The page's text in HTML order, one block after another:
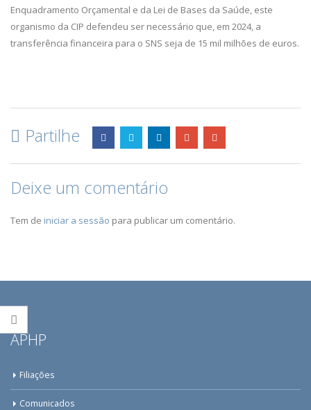
Enquadramento Orçamental e da Lei de Bases da Saúde, este
organismo da CIP defendeu ser necessário que, em 2024, a
transferência financeira para o SNS seja de 15 mil milhões de euros.
Partilhe
Deixe um comentário
Tem de iniciar a sessão para publicar um comentário.
APHP
Filiações
Comunicados